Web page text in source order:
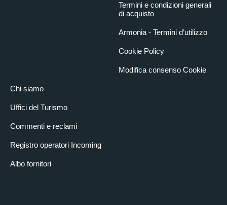
Chi siamo
Uffici del Turismo
Commenti e reclami
Registro operatori Incoming
Albo fornitori
Termini e condizioni generali
di acquisto
Armonia - Termini d’utilizzo
Cookie Policy
Modifica consenso Cookie